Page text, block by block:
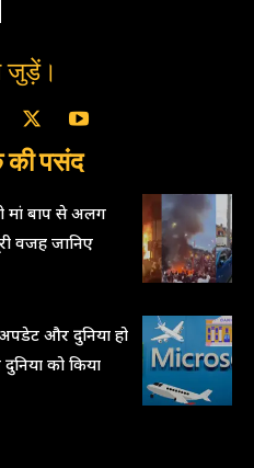
जुड़ें।
की पसंद
मां बाप से अलग
वजह जानिए
और दुनिया हो
को किया